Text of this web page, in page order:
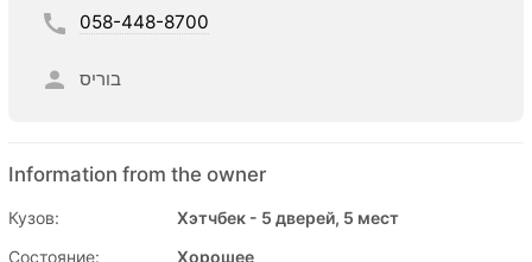
058-448-8700
בוריס
Information from the owner
Кузов:
Хэтчбек - 5 дверей, 5 мест
Состояние:
Хорошее